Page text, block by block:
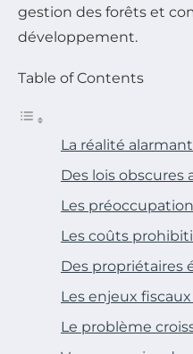
gestion des forêts et
développement.
Table of Contents
La réalité
Des lois
Les
Les coûts
Des propriétaires
Les enjeux
Le problème